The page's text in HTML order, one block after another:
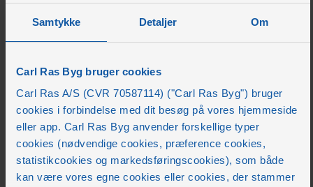
Samtykke Detaljer Om
Carl Ras Byg bruger cookies
Carl Ras A/S (CVR 70587114) ("Carl Ras Byg") bruger
cookies i forbindelse med dit besøg på vores hjemmeside
eller app. Carl Ras Byg anvender forskellige typer
cookies (nødvendige cookies, præference cookies,
statistikcookies og markedsføringscookies), som både
kan være vores egne cookies eller cookies, der stammer
Mikkelsen
Salgsdirektør
Mikael Holm
Kædechef